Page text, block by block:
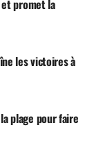
et promet la
les victoires à
plage pour faire